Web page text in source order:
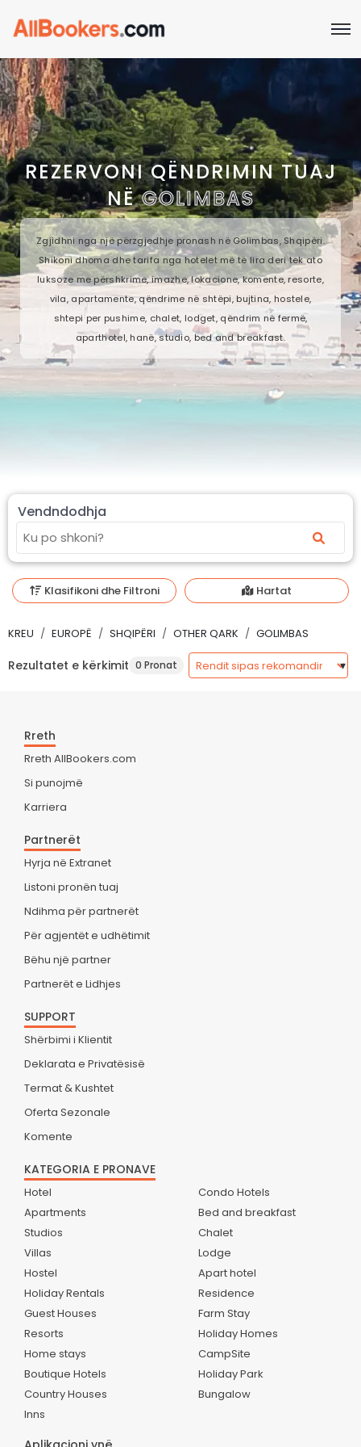
REZERVONI QËNDRIMIN TUAJ
NËGOLIMBAS
Zgjidhni nga një përzgjedhje pronash në Golimbas, Shqipëri.
Shikoni dhoma dhe tarifa nga hotelet më të lira deri tek ato
luksoze me përshkrime, imazhe, lokacione, komente, resorte,
vila, apartamente, qëndrime në shtëpi, bujtina, hostele,
shtepi per pushime, chalet, lodget, qëndrim në fermë,
aparthotel, hanë, studio, bed and breakfast.
Vendndodhja
Klasifikoni dhe Filtroni Hartat
KREU EUROPË SHQIPËRI OTHER QARK GOLIMBAS
Rezultatet e kërkimit 0 Pronat
Rreth
Rreth AllBookers.com
Si punojmë
Karriera
Partnerët
Hyrja në Extranet
Listoni pronën tuaj
Ndihma për partnerët
Për agjentët e udhëtimit
Bëhu një partner
Partnerët e Lidhjes
SUPPORT
Shërbimi i Klientit
Deklarata e Privatësisë
Termat & Kushtet
Oferta Sezonale
Komente
KATEGORIA E PRONAVE
Hotel
Apartments
Studios
Villas
Hostel
Holiday Rentals
Guest Houses
Resorts
Home stays
Boutique Hotels
Country Houses
Inns
Condo Hotels
Bed and breakfast
Chalet
Lodge
Apart hotel
Residence
Farm Stay
Holiday Homes
CampSite
Holiday Park
Bungalow